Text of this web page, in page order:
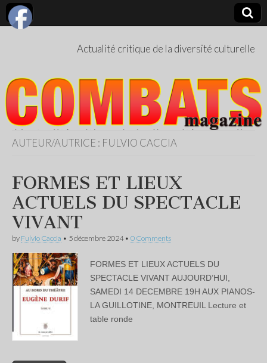
Actualité critique de la diversité culturelle
AUTEUR/AUTRICE : FULVIO CACCIA
FORMES ET LIEUX
ACTUELS DU SPECTACLE
VIVANT
by Fulvio Caccia • 5 décembre 2024• 0 Comments
FORMES ET LIEUX ACTUELS DU
SPECTACLE VIVANT AUJOURD’HUI,
SAMEDI 14 DECEMBRE 19H AUX PIANOS-
LA GUILLOTINE, MONTREUIL Lecture et
table ronde